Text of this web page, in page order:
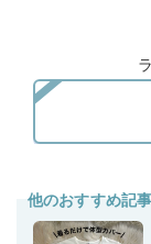
他のおすすめ記